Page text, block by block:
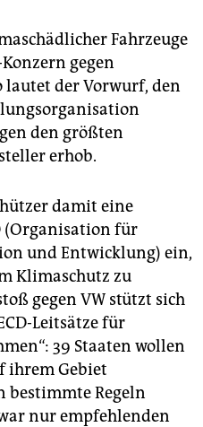
Fahrzeuge
gegen
lautet der Vorwurf, den
den größten
erhob.
damit eine
(Organisation für
und Entwicklung) ein,
Klimaschutz zu
gegen VW stützt sich
Leitsätze für
39 Staaten wollen
ihrem Gebiet
bestimmte Regeln
nur empfehlenden